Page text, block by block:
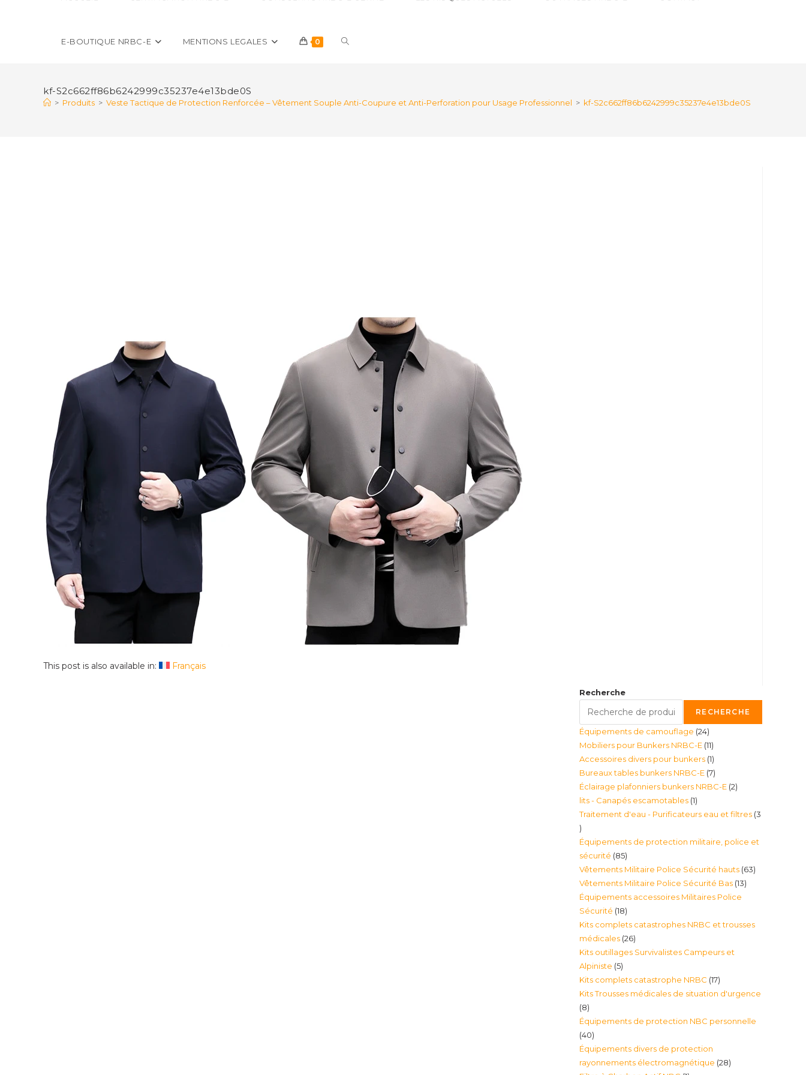
E-BOUTIQUE NRBC-E MENTIONS LEGALES 0 Toggle
kf-S2c662ff86b6242999c35237e4e13bde0S
> Produits > Veste Tactique de Protection Renforcée – Vêtement Souple Anti-Coupure et Anti-Perforation pour Usage Professionnel > kf-S2c662ff86b6242999c35237e4e13bde0S
This post is also available in: Français
Recherche
RECHERCHE
Équipements de camouflage 2424
produits
Mobiliers pour Bunkers NRBC-E 1111
produits
Accessoires divers pour bunkers 11
produit
Bureaux tables bunkers NRBC-E 77
produits
Éclairage plafonniers bunkers NRBC-E 22
lits - Canapés escamotables 11
produit
Traitement d'eau - Purificateurs eau et filtres 3
3
produits
Équipements de protection militaire, police et
sécurité 8585
produits
Vêtements Militaire Police Sécurité hauts 6363
Vêtements Militaire Police Sécurité Bas 1313
Équipements accessoires Militaires Police
Sécurité 1818
produits
Kits complets catastrophes NRBC et trousses
médicales 2626
produits
Kits outillages Survivalistes Campeurs et
Alpiniste 55
produits
Kits complets catastrophe NRBC 1717
produits
Kits Trousses médicales de situation d'urgence
88
produits
Équipements de protection NBC personnelle
4040
produits
Équipements divers de protection
rayonnements électromagnétique 2828